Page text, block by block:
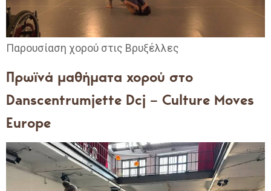
Παρουσίαση χορού στις Βρυξέλλες
Πρωϊνά μαθήματα χορού στο
Danscentrumjette Dcj – Culture Moves
Europe